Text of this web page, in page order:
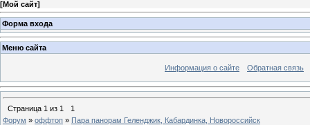
[Мой сайт]
Форма входа
Меню сайта
Информация о сайте Обратная связь
Страница 1 из 1
1
Форум » оффтоп » Пара панорам Геленджик, Кабардинка, Новороссийск